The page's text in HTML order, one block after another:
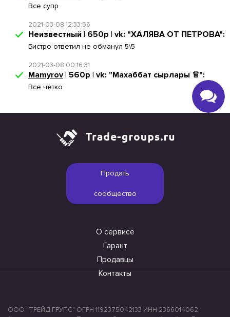
Все супр
2021-03-08 12:33:56
Неизвестный | 650р | vk: "ХАЛЯВА ОТ ПЕТРОВА":
Бистро ответил не обманул 5\5
2021-03-08 00:16:31
Mamyrov| 560р | vk: "Махаббат сырлары ♕":
Все четко
Продать
сообщество
О сервисе
Гарант
Продавцы
Контакты
ООО "ТРЕЙД ГРУПС" ОГРН 1192375042133 ИНН 2366014062